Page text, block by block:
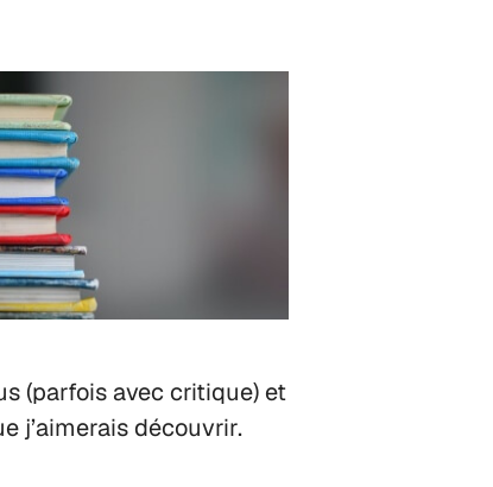
(parfois avec critique) et
j’aimerais découvrir.